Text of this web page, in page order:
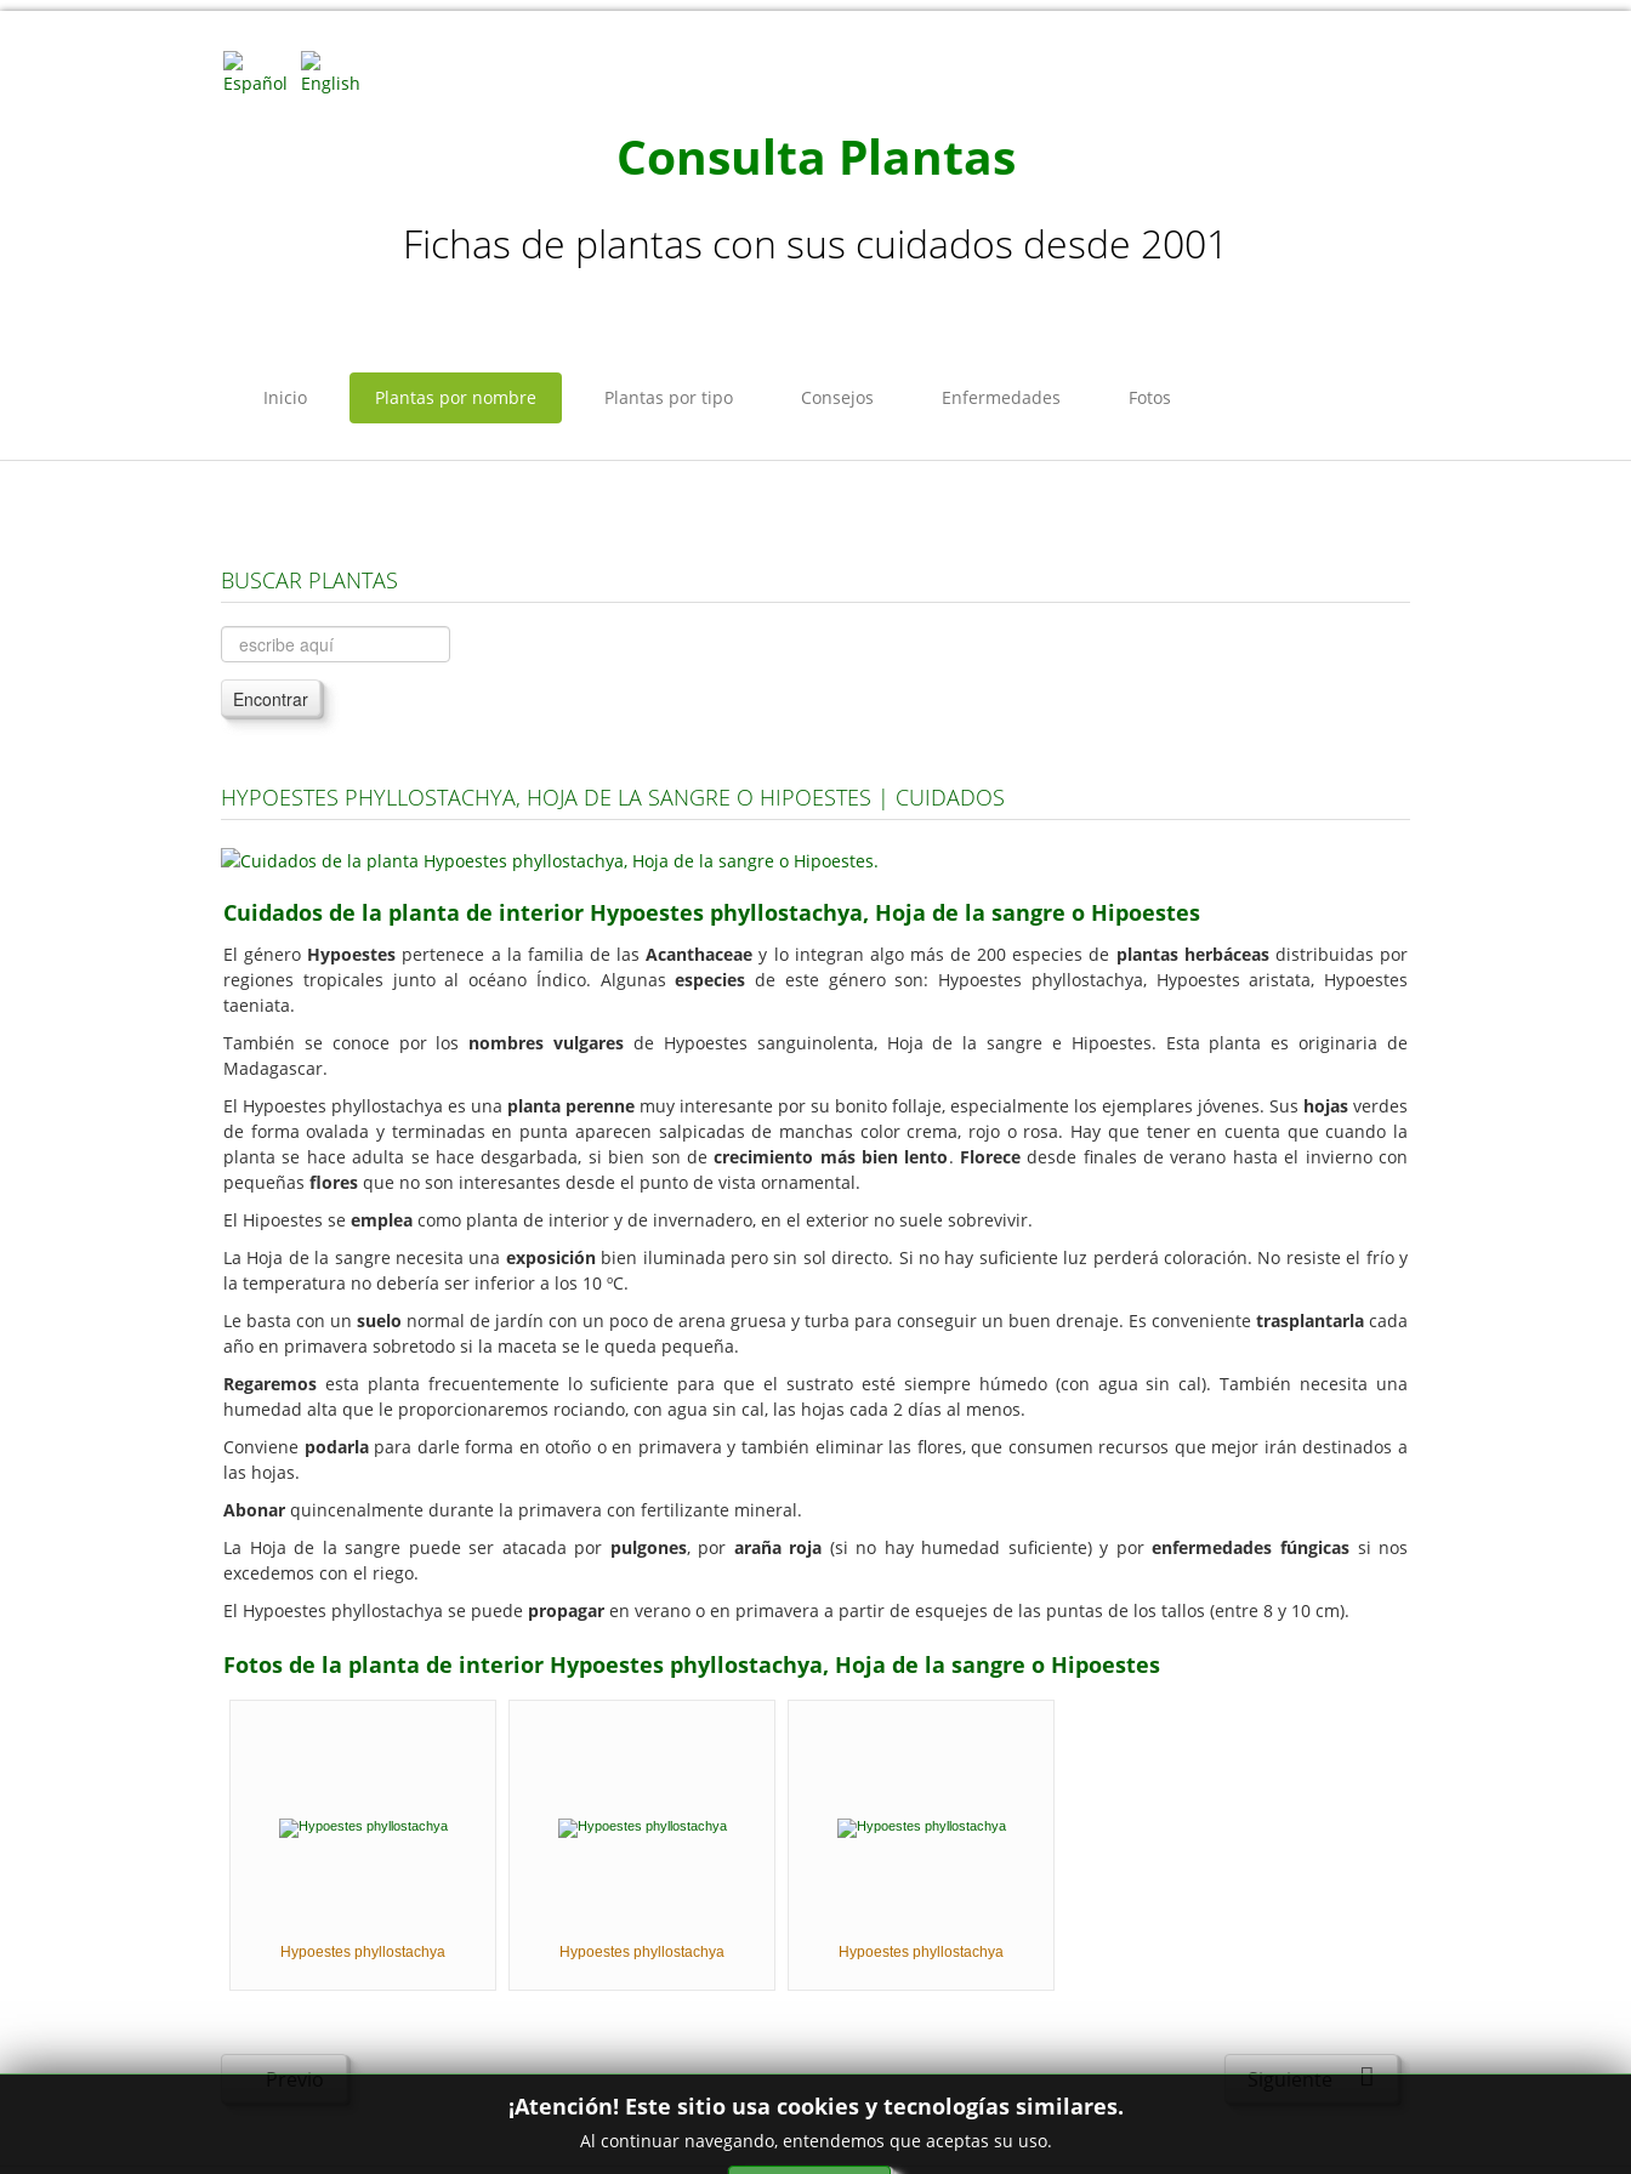
Consulta Plantas
Fichas de plantas con sus cuidados desde 2001
Inicio Plantas por nombre Plantas por tipo Consejos Enfermedades Fotos
BUSCAR PLANTAS
Encontrar
HYPOESTES PHYLLOSTACHYA, HOJA DE LA SANGRE O HIPOESTES | CUIDADOS
Cuidados de la planta de interior Hypoestes phyllostachya, Hoja de la sangre o Hipoestes
El género Hypoestes pertenece a la familia de lasAcanthaceae y lo integran algo más de 200 especies de plantas herbáceas distribuidas por
regiones tropicales junto al océano Índico. Algunasespecies de este género son: Hypoestes phyllostachya, Hypoestes aristata, Hypoestes
taeniata.
También se conoce por los nombres vulgares de Hypoestes sanguinolenta, Hoja de la sangre e Hipoestes. Esta planta es originaria de
Madagascar.
El Hypoestes phyllostachya es una planta perenne muy interesante por su bonito follaje, especialmente los ejemplares jóvenes. Sus hojas verdes
de forma ovalada y terminadas en punta aparecen salpicadas de manchas color crema, rojo o rosa. Hay que tener en cuenta que cuando la
planta se hace adulta se hace desgarbada, si bien son decrecimiento más bien lento. Florecedesde finales de verano hasta el invierno con
pequeñas flores que no son interesantes desde el punto de vista ornamental.
El Hipoestes se emplea como planta de interior y de invernadero, en el exterior no suele sobrevivir.
La Hoja de la sangre necesita una exposiciónbien iluminada pero sin sol directo. Si no hay suficiente luz perderá coloración. No resiste el frío y
la temperatura no debería ser inferior a los 10 ºC.
Le basta con un suelo normal de jardín con un poco de arena gruesa y turba para conseguir un buen drenaje. Es conveniente trasplantarla cada
año en primavera sobretodo si la maceta se le queda pequeña.
Regaremos esta planta frecuentemente lo suficiente para que el sustrato esté siempre húmedo (con agua sin cal). También necesita una
humedad alta que le proporcionaremos rociando, con agua sin cal, las hojas cada 2 días al menos.
Conviene podarlapara darle forma en otoño o en primavera y también eliminar las flores, que consumen recursos que mejor irán destinados a
las hojas.
Abonar quincenalmente durante la primavera con fertilizante mineral.
La Hoja de la sangre puede ser atacada por pulgones, por araña roja (si no hay humedad suficiente) y porenfermedades fúngicas si nos
excedemos con el riego.
El Hypoestes phyllostachya se puede propagar en verano o en primavera a partir de esquejes de las puntas de los tallos (entre 8 y 10 cm).
Fotos de la planta de interior Hypoestes phyllostachya, Hoja de la sangre o Hipoestes
Hypoestes phyllostachya Hypoestes phyllostachya Hypoestes phyllostachya
Previo Siguiente
¡Atención! Este sitio usa cookies y tecnologías similares.
Al continuar navegando, entendemos que aceptas su uso.